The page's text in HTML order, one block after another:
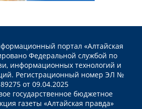
портал «Алтайская
Федеральной службой по
информационных технологий и
Регистрационный номер ЭЛ №
от 09.04.2025
государственное бюджетное
газеты «Алтайская правда»